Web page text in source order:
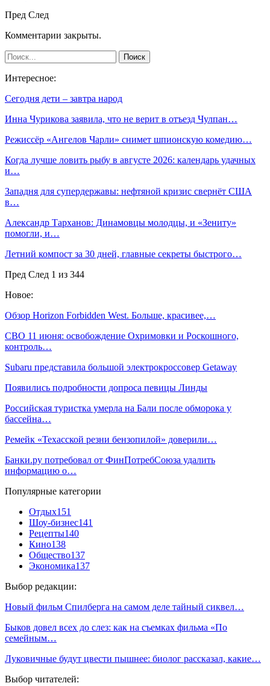
Пред След
Комментарии закрыты.
Интересное:
Сегодня дети – завтра народ
Инна Чурикова заявила, что не верит в отъезд Чулпан…
Режиссёр «Ангелов Чарли» снимет шпионскую комедию…
Когда лучше ловить рыбу в августе 2026: календарь удачных
и…
Западня для супердержавы: нефтяной кризис свернёт США
в…
Александр Тарханов: Динамовцы молодцы, и «Зениту»
помогли, и…
Летний компост за 30 дней, главные секреты быстрого…
Пред След 1 из 344
Новое:
Обзор Horizon Forbidden West. Больше, красивее,…
СВО 11 июня: освобождение Охримовки и Роскошного,
контроль…
Subaru представила большой электрокроссовер Getaway
Появились подробности допроса певицы Линды
Российская туристка умерла на Бали после обморока у
бассейна…
Ремейк «Техасской резни бензопилой» доверили…
Банки.ру потребовал от ФинПотребСоюза удалить
информацию о…
Популярные категории
Отдых151
Шоу-бизнес141
Рецепты140
Кино138
Общество137
Экономика137
Выбор редакции:
Новый фильм Спилберга на самом деле тайный сиквел…
Быков довел всех до слез: как на съемках фильма «По
семейным…
Луковичные будут цвести пышнее: биолог рассказал, какие…
Выбор читателей: